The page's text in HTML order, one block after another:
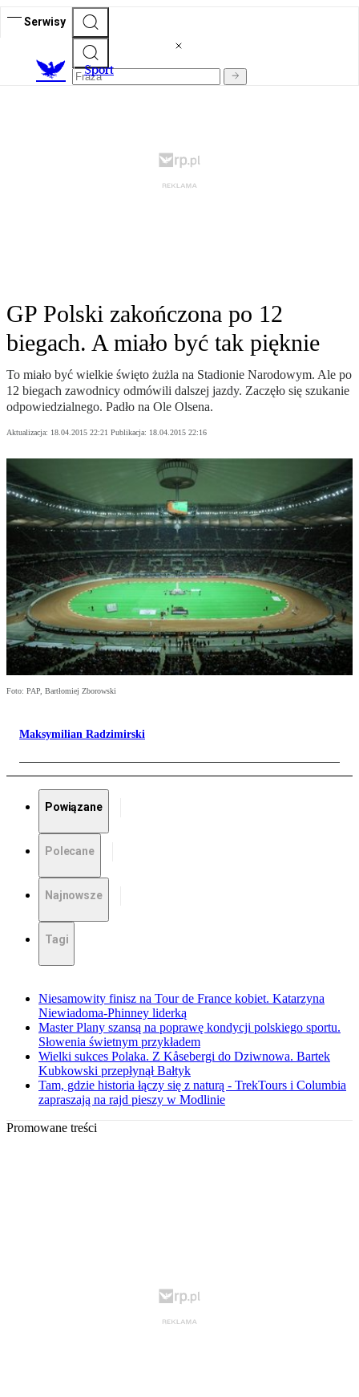
Serwisy
Sport
GP Polski zakończona po 12
biegach. A miało być tak pięknie
To miało być wielkie święto żużla na Stadionie Narodowym. Ale po
12 biegach zawodnicy odmówili dalszej jazdy. Zaczęło się szukanie
odpowiedzialnego. Padło na Ole Olsena.
Aktualizacja: 18.04.2015 22:21 Publikacja: 18.04.2015 22:16
Foto: PAP, Bartłomiej Zborowski
Maksymilian Radzimirski
Powiązane
Polecane
Najnowsze
Tagi
Niesamowity finisz na Tour de France kobiet. Katarzyna
Niewiadoma-Phinney liderką
Master Plany szansą na poprawę kondycji polskiego sportu.
Słowenia świetnym przykładem
Wielki sukces Polaka. Z Kåsebergi do Dziwnowa. Bartek
Kubkowski przepłynął Bałtyk
Tam, gdzie historia łączy się z naturą - TrekTours i Columbia
zapraszają na rajd pieszy w Modlinie
Promowane treści